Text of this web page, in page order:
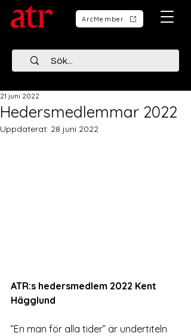
ArcMember
Hedersmedlemmar 2022
21 juni 2022
Uppdaterat: 28 juni 2022
ATR:s hedersmedlem 2022 Kent
Hägglund
”En man för alla tider” är undertiteln